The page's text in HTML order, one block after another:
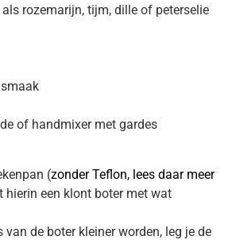
als rozemarijn, tijm, dille of peterselie
of handmixer met gardes
(zonder Teflon, lees daar meer
hierin een klont boter met wat
van de boter kleiner worden, leg je de